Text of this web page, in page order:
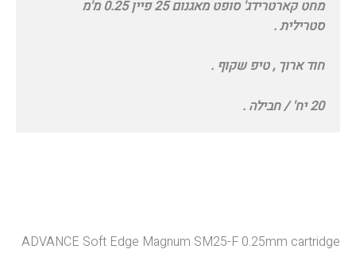
מחט קארטרידג' סופט מאגנום 25 פיין 0.25 מ'מ
סטרילית .
חוד ארוך , טיפ שקוף .
20 יח' / חבילה .
ADVANCE Soft Edge Magnum SM25-F 0.25mm cartridge